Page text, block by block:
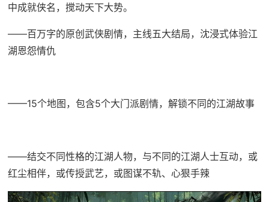
中成就侠名，搅动天下大势。
——百万字的原创武侠剧情，主线五大结局，沈浸式体验江
湖恩怨情仇
——15个地图，包含5个大门派剧情，解锁不同的江湖故事
——结交不同性格的江湖人物，与不同的江湖人士互动，或
红尘相伴，或传授武艺，或图谋不轨、心狠手辣